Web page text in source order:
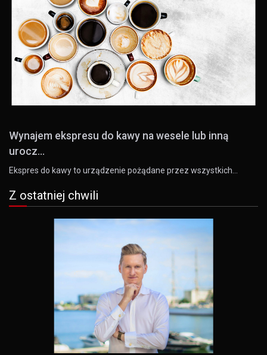
Wynajem ekspresu do kawy na wesele lub inną
urocz...
Ekspres do kawy to urządzenie pożądane przez wszystkich…
Z ostatniej chwili